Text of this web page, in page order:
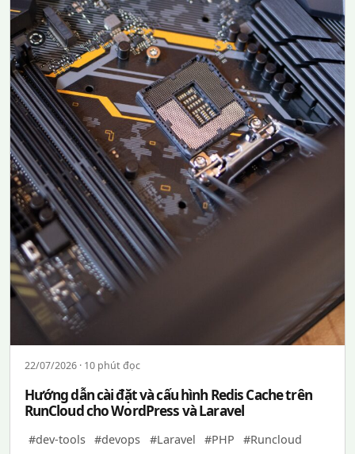
22/07/2026 · 10 phút đọc
Hướng dẫn cài đặt và cấu hình Redis Cache trên
RunCloud cho WordPress và Laravel
#dev-tools #devops #Laravel #PHP
#Runcloud